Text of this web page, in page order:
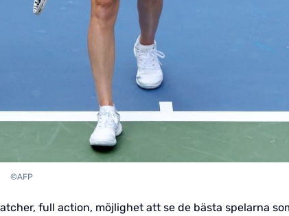
©AFP
full action, möjlighet att se de bästa spelarna